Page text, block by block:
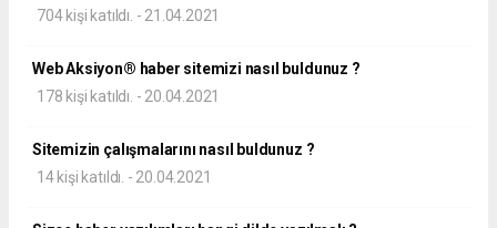
704 kişi katıldı. - 21.04.2021
Web Aksiyon® haber sitemizi nasıl buldunuz ?
178 kişi katıldı. - 20.04.2021
Sitemizin çalışmalarını nasıl buldunuz ?
14 kişi katıldı. - 20.04.2021